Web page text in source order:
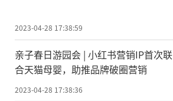
2023-04-28 17:38:59
亲子春日游园会 | 小红书营销IP首次联
合天猫母婴，助推品牌破圈营销
2023-04-28 17:38:36